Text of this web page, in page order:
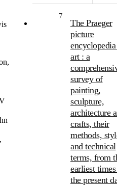
7
The Praeger
picture
art : a
survey of
painting,
sculpture,
architecture
crafts, their
methods,
and technical
terms, from
earliest
the present